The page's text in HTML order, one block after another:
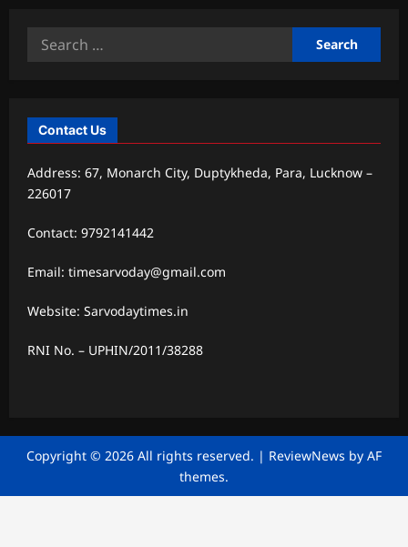
Search
Contact Us
Address: 67, Monarch City, Duptykheda, Para, Lucknow –
226017
Contact: 9792141442
Email: timesarvoday@gmail.com
Website: Sarvodaytimes.in
RNI No. – UPHIN/2011/38288
Copyright © 2026 All rights reserved. | ReviewNews by AF
themes.